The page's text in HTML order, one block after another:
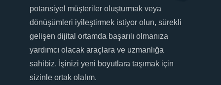
potansiyel müşteriler oluşturmak veya
dönüşümleri iyileştirmek istiyor olun, sürekli
gelişen dijital ortamda başarılı olmanıza
yardımcı olacak araçlara ve uzmanlığa
sahibiz. İşinizi yeni boyutlara taşımak için
sizinle ortak olalım.